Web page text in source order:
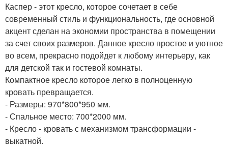
Каспер - этот кресло, которое сочетает в себе
современный стиль и функциональность, где основной
акцент сделан на экономии пространства в помещении
за счет своих размеров. Данное кресло простое и уютное
во всем, прекрасно подойдет к любому интерьеру, как
для детской так и гостевой комнаты.
Компактное кресло которое легко в полноценную
кровать превращается.
- Размеры: 970*800*950 мм.
- Спальное место: 700*2000 мм.
- Кресло - кровать с механизмом трансформации -
выкатной.